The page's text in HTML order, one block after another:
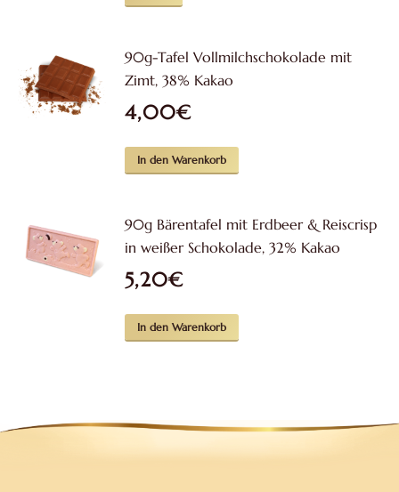
90g-Tafel Vollmilchschokolade mit
Zimt, 38% Kakao
4,00€
In den Warenkorb
90g Bärentafel mit Erdbeer & Reiscrisp
in weißer Schokolade, 32% Kakao
5,20€
In den Warenkorb